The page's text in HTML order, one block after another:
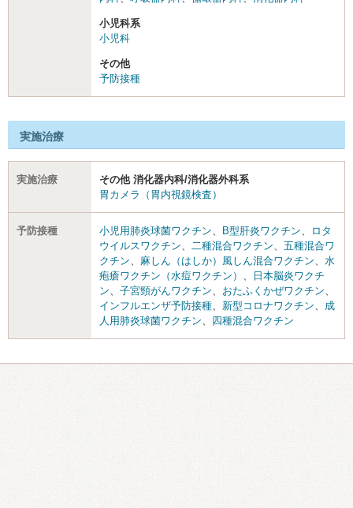
小児科系
小児科
その他
予防接種
実施治療
実施治療
その他 消化器内科/消化器外科系
胃カメラ（胃内視鏡検査）
予防接種 小児用肺炎球菌ワクチン B型肝炎ワクチン
ロタ
ウイルスワクチン
二種混合ワクチン
五種混合ワ
クチン
麻しん（はしか）風しん混合ワクチン
水
疱瘡ワクチン（水痘ワクチン）
日本脳炎ワクチ
ン
子宮頸がんワクチン おたふくかぜワクチン
インフルエンザ予防接種
新型コロナワクチン
成
人用肺炎球菌ワクチン
四種混合ワクチン